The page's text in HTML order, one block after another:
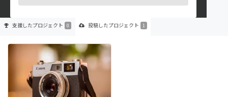
支援したプロジェクト 0 投稿したプロジェクト 1